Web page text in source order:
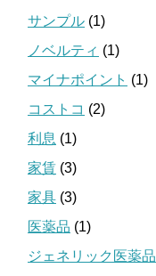
サンプル (1)
ノベルティ (1)
マイナポイント (1)
コストコ (2)
利息 (1)
家賃 (3)
家具 (3)
医薬品 (1)
ジェネリック医薬品